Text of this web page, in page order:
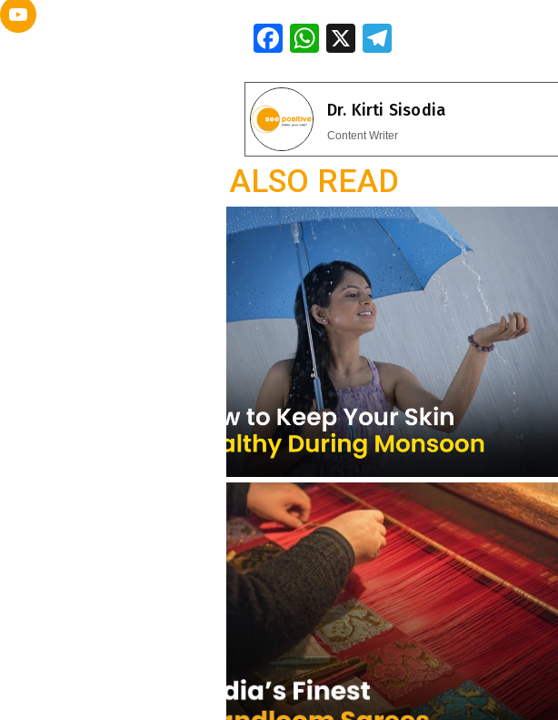
F
e
b
o
o
k
W
at
s
A
p
p
X T
e
gr
a
m
Dr. Kirti Sisodia
Content Writer
ALSO READ